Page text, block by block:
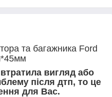
та багажника Ford
вигляд або
після дтп, то це
для Вас.